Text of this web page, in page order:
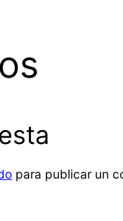
para publicar un